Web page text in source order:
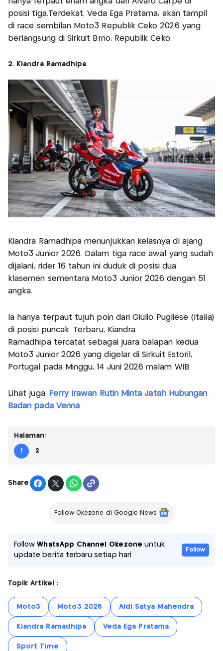
posisi tiga.Terdekat, Veda Ega Pratama, akan tampil
di race sembilan Moto3 Republik Ceko 2026 yang
berlangsung di Sirkuit Brno, Republik Ceko.
2. Kiandra Ramadhipa
Kiandra Ramadhipa menunjukkan kelasnya di ajang
Moto3 Junior 2026. Dalam tiga race awal yang sudah
dijalani, rider 16 tahun ini duduk di posisi dua
klasemen sementara Moto3 Junior 2026 dengan 51
angka.
Ia hanya terpaut tujuh poin dari Giulio Pugliese (Italia)
di posisi puncak. Terbaru, Kiandra
Ramadhipa tercatat sebagai juara balapan kedua
Moto3 Junior 2026 yang digelar di Sirkuit Estoril,
Portugal pada Minggu, 14 Juni 2026 malam WIB.
Lihat juga: Ferry Irawan Rutin Minta Jatah Hubungan
Badan pada Venna
Halaman:
1 2
Share
Follow Okezone di Google News
FollowWhatsApp Channel Okezone untuk
update berita terbaru setiap hari
Follow
Topik Artikel :
Moto3 Moto3 2026 Aldi Satya Mahendra
Kiandra Ramadhipa Veda Ega Pratama
Sport Time